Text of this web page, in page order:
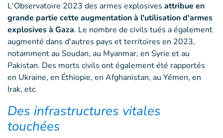
L'Observatoire 2023 des armes explosives attribue en
grande partie cette augmentation à l'utilisation d'armes
explosives à Gaza. Le nombre de civils tués a également
augmenté dans d'autres pays et territoires en 2023,
notamment au Soudan, au Myanmar, en Syrie et au
Pakistan. Des morts civils ont également été rapportés
en Ukraine, en Éthiopie, en Afghanistan, au Yémen, en
Irak, etc.
Des infrastructures vitales
touchées